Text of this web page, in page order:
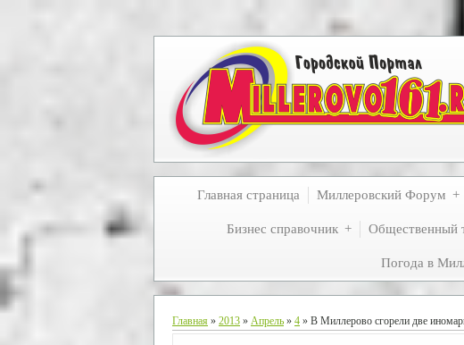
Главная страница Миллеровский Форум
Бизнес справочник Общественный
Погода в
Главная » 2013 » Апрель » 4 » В Миллерово сгорели две